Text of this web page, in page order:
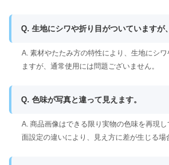
Q. 生地にシワや折り目がついていますが
A. 素材やたたみ方の特性により、生地にシ
ますが、通常使用には問題ございません。
Q. 色味が写真と違って見えます。
A. 商品画像はできる限り実物の色味を再現
面設定の違いにより、見え方に差が生じる場